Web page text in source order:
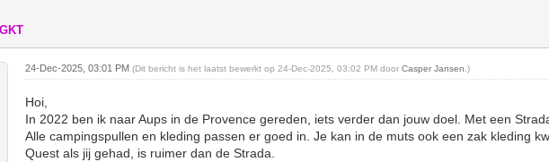
24-Dec-2025, 03:01 PM(Dit bericht is het laatst bewerkt op 24-Dec-2025, 03:02 PM doorCasper Jansen .)
Hoi,
In 2022 ben ik naar Aups in de Provence gereden, iets verder dan jouw doel. Met een
Alle campingspullen en kleding passen er goed in. Je kan in de muts ook een zak kleding
Quest als jij gehad, is ruimer dan de Strada.